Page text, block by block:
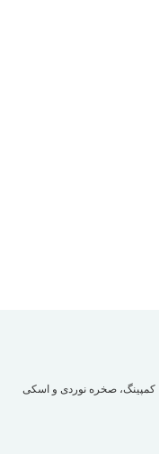
کمپینگ، صخره نوردی و اسکی